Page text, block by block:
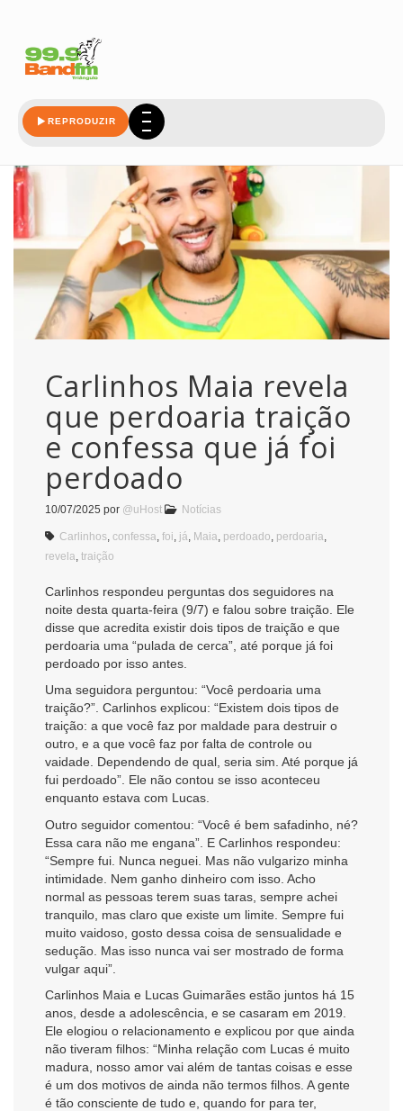
REPRODUZIR
Carlinhos Maia revela
que perdoaria traição
e confessa que já foi
perdoado
10/07/2025 por @uHost Notícias
Carlinhos confessa foi já Maia perdoado perdoaria
revela traição
Carlinhos respondeu perguntas dos seguidores na
noite desta quarta-feira (9/7) e falou sobre traição. Ele
disse que acredita existir dois tipos de traição e que
perdoaria uma “pulada de cerca”, até porque já foi
perdoado por isso antes.
Uma seguidora perguntou: “Você perdoaria uma
traição?”. Carlinhos explicou: “Existem dois tipos de
traição: a que você faz por maldade para destruir o
outro, e a que você faz por falta de controle ou
vaidade. Dependendo de qual, seria sim. Até porque já
fui perdoado”. Ele não contou se isso aconteceu
enquanto estava com Lucas.
Outro seguidor comentou: “Você é bem safadinho, né?
Essa cara não me engana”. E Carlinhos respondeu:
“Sempre fui. Nunca neguei. Mas não vulgarizo minha
intimidade. Nem ganho dinheiro com isso. Acho
normal as pessoas terem suas taras, sempre achei
tranquilo, mas claro que existe um limite. Sempre fui
muito vaidoso, gosto dessa coisa de sensualidade e
sedução. Mas isso nunca vai ser mostrado de forma
vulgar aqui”.
Carlinhos Maia e Lucas Guimarães estão juntos há 15
anos, desde a adolescência, e se casaram em 2019.
Ele elogiou o relacionamento e explicou por que ainda
não tiveram filhos: “Minha relação com Lucas é muito
madura, nosso amor vai além de tantas coisas e esse
é um dos motivos de ainda não termos filhos. A gente
é tão consciente de tudo e, quando for para ter,